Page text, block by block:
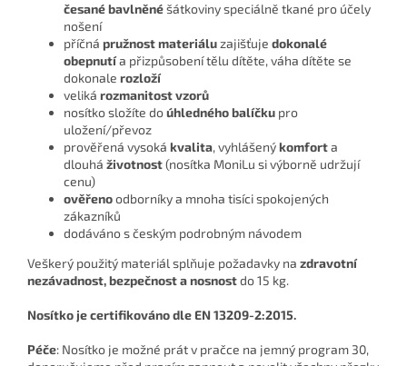
česanébavlněnéšátkoviny speciálně tkané pro účely
nošení
příčná pružnost materiáluzajišťuje dokonalé
obepnutía přizpůsobení tělu dítěte, váha dítěte se
dokonale rozloží
veliká rozmanitost vzorů
nosítko složíte doúhledného balíčku pro
uložení/převoz
prověřená vysoká kvalita, vyhlášenýkomforta
dlouhá životnost(nosítka MoniLu si výborně udržují
cenu)
ověřenoodborníky a mnoha tisíci spokojených
zákazníků
dodáváno s českým podrobným návodem
Veškerý použitý materiál splňuje požadavky na zdravotní
nezávadnost, bezpečnost a nosnostdo 15 kg.
Nosítko je certifikováno dle EN 13209-2:2015.
Péče: Nosítko je možné prát v pračce na jemný program 30,